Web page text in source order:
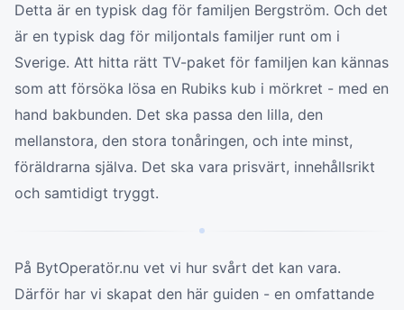
Detta är en typisk dag för familjen Bergström. Och det
är en typisk dag för miljontals familjer runt om i
Sverige. Att hitta rätt TV-paket för familjen kan kännas
som att försöka lösa en Rubiks kub i mörkret - med en
hand bakbunden. Det ska passa den lilla, den
mellanstora, den stora tonåringen, och inte minst,
föräldrarna själva. Det ska vara prisvärt, innehållsrikt
och samtidigt tryggt.
På BytOperatör.nu vet vi hur svårt det kan vara.
Därför har vi skapat den här guiden - en omfattande